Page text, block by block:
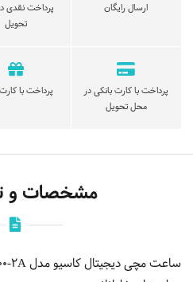
ارسال رایگان
پرداخت نقدی
تحویل
پرداخت با کارت بانکی در
محل تحویل
پرداخت با
مشخصات و
ساعت مچی دیجیتال کاسیو مدل GA-1100-2A